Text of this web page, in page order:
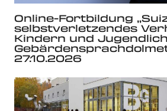
Online-Fortbildung
selbstverletzendes
Kindern und
27.10.2026